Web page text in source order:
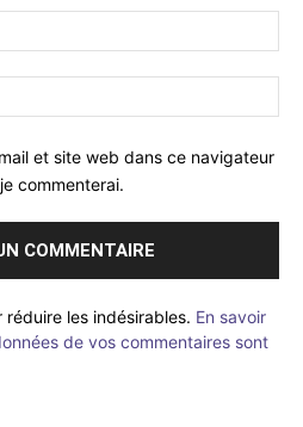
et site web dans ce navigateur
commenterai.
les indésirables. En savoir
de vos commentaires sont